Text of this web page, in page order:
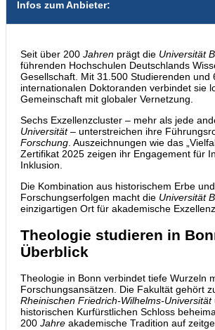
Infos zum Anbieter:
Seit über 200 Jahren prägt die Universität
führenden Hochschulen Deutschlands
Gesellschaft. Mit 31.500 Studierenden und
internationalen Doktoranden verbindet sie
Gemeinschaft mit globaler Vernetzung.
Sechs Exzellenzcluster – mehr als jede
Universität– unterstreichen ihre
Forschung. Auszeichnungen wie das
Zertifikat 2025 zeigen ihr Engagement für
Inklusion.
Die Kombination aus historischem Erbe
Forschungserfolgen macht die Universität
einzigartigen Ort für akademische
Theologie studieren in
Überblick
Theologie in Bonn verbindet tiefe Wurzeln
Forschungsansätzen. Die Fakultät gehört
Rheinischen Friedrich-Wilhelms-Universität
historischen Kurfürstlichen Schloss
200 Jahre akademische Tradition auf